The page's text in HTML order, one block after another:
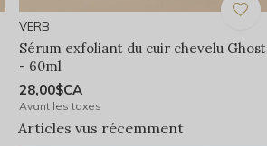
VERB
Sérum exfoliant du cuir chevelu Ghost
- 60ml
28,00$CA
Avant les taxes
Articles vus récemment